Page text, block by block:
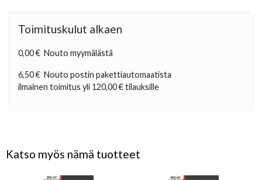
Toimituskulut alkaen
0,00 € Nouto myymälästä
6,50 € Nouto postin pakettiautomaatista
ilmainen toimitus yli 120,00 €tilauksille
Katso myös nämä tuotteet